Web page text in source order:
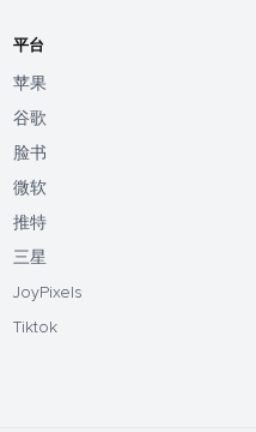
平台
苹果
谷歌
脸书
微软
推特
三星
JoyPixels
Tiktok